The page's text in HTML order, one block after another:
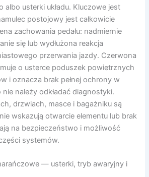
albo usterki układu. Kluczowe jest
postojowy jest całkowicie
zachowania pedału: nadmiernie
się lub wydłużona reakcja
przerwania jazdy. Czerwona
o usterce poduszek powietrznych
i oznacza brak pełnej ochrony w
nie należy odkładać diagnostyki.
drzwiach, masce i bagażniku są
wskazują otwarcie elementu lub brak
na bezpieczeństwo i możliwość
systemów.
— usterki, tryb awaryjny i